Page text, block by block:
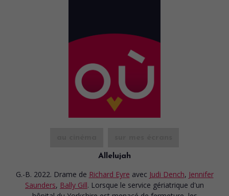
Allelujah
G.-B. 2022. Drame de Richard Eyre avec Judi Dench, Jennifer
Saunders, Bally Gill. Lorsque le service gériatrique d'un